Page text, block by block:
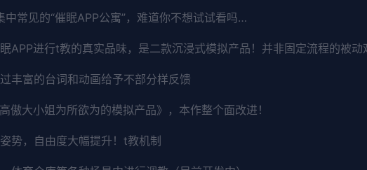
常见的“催眠APP公寓”，难道你不想试试看吗…
APP进行t教的真实品味，是二款沉浸式模拟产品！并非固定流程的被动
丰富的台词和动画给予不部分样反馈
傲大小姐为所欲为的模拟产品》，本作整个面改进！
势，自由度大幅提升！t教机制